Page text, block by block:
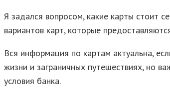
Я задался вопросом, какие карты стоит
вариантов карт, которые
Вся информация по картам актуальна,
жизни и заграничных путешествиях, но
условия банка.